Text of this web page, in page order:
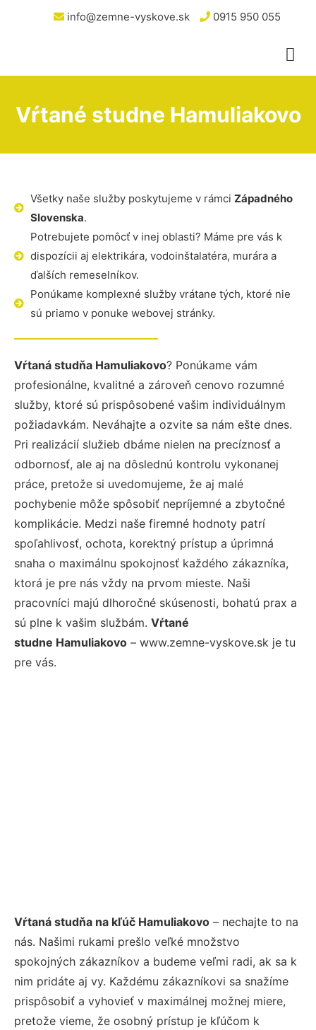
info@zemne-vyskove.sk 0915 950 055
Vŕtané studne Hamuliakovo
Všetky naše služby poskytujeme v rámci Západného
Slovenska.
Potrebujete pomôcť v inej oblasti? Máme pre vás k
dispozícii aj elektrikára, vodoinštalatéra, murára a
ďalších remeselníkov.
Ponúkame komplexné služby vrátane tých, ktoré nie
sú priamo v ponuke webovej stránky.
Vŕtaná studňa Hamuliakovo? Ponúkame vám
profesionálne, kvalitné a zároveň cenovo rozumné
služby, ktoré sú prispôsobené vašim individuálnym
požiadavkám. Neváhajte a ozvite sa nám ešte dnes.
Pri realizácií služieb dbáme nielen na precíznosť a
odbornosť, ale aj na dôslednú kontrolu vykonanej
práce, pretože si uvedomujeme, že aj malé
pochybenie môže spôsobiť nepríjemné a zbytočné
komplikácie. Medzi naše firemné hodnoty patrí
spoľahlivosť, ochota, korektný prístup a úprimná
snaha o maximálnu spokojnosť každého zákazníka,
ktorá je pre nás vždy na prvom mieste. Naši
pracovníci majú dlhoročné skúsenosti, bohatú prax a
sú plne k vašim službám. Vŕtané
studne Hamuliakovo – www.zemne-vyskove.sk je tu
pre vás.
Vŕtaná studňa na kľúč Hamuliakovo – nechajte to na
nás. Našimi rukami prešlo veľké množstvo
spokojných zákazníkov a budeme veľmi radi, ak sa k
nim pridáte aj vy. Každému zákazníkovi sa snažíme
prispôsobiť a vyhovieť v maximálnej možnej miere,
pretože vieme, že osobný prístup je kľúčom k